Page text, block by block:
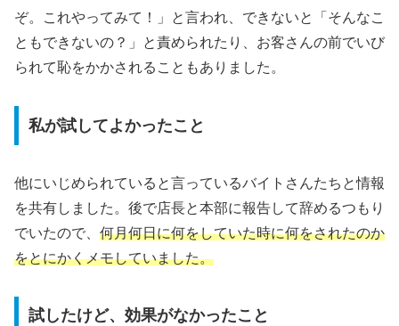
ぞ。これやってみて！」と言われ、できないと「そんなこ
ともできないの？」と責められたり、お客さんの前でいび
られて恥をかかされることもありました。
私が試してよかったこと
他にいじめられていると言っているバイトさんたちと情報
を共有しました。後で店長と本部に報告して辞めるつもり
でいたので、 何月何日に何をしていた時に何をされたのか
をとにかくメモしていました。
試したけど、効果がなかったこと